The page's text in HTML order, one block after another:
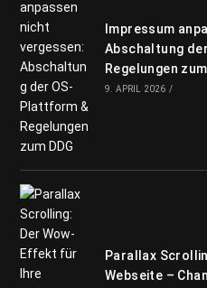
Impressum
Abschaltung
Regelungen zum
9. APRIL 2026 /
Parallax
Webseite –